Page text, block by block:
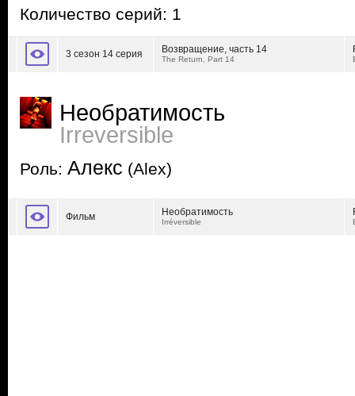
Количество серий: 1
3 сезон 14 серия Возвращение, часть 14
The Return, Part 14
Необратимость
Irreversible
Роль: Алекс (Alex)
Фильм Необратимость
Irréversible